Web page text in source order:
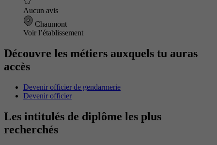
Aucun avis
Chaumont
Voir l’établissement
Découvre les métiers auxquels tu auras
accès
Devenir officier de gendarmerie
Devenir officier
Les intitulés de diplôme les plus
recherchés